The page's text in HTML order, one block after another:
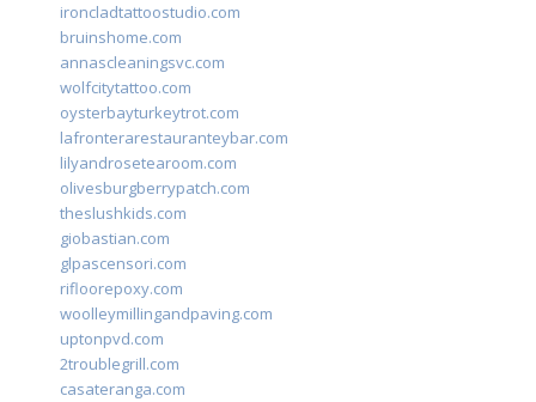
ironcladtattoostudio.com
bruinshome.com
annascleaningsvc.com
wolfcitytattoo.com
oysterbayturkeytrot.com
lafronterarestauranteybar.com
lilyandrosetearoom.com
olivesburgberrypatch.com
theslushkids.com
giobastian.com
glpascensori.com
rifloorepoxy.com
woolleymillingandpaving.com
uptonpvd.com
2troublegrill.com
casateranga.com